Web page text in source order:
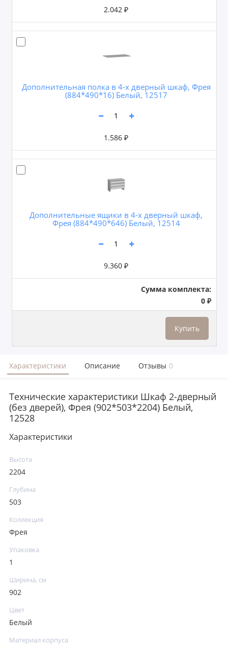
2.042 ₽
Дополнительная полка в 4-х дверный шкаф, Фрея
(884*490*16) Белый, 12517
1.586 ₽
Дополнительные ящики в 4-х дверный шкаф,
Фрея (884*490*646) Белый, 12514
9.360 ₽
Сумма комплекта:
0 ₽
Купить
Характеристики Описание Отзывы 0
Технические характеристики Шкаф 2-дверный
(без дверей), Фрея (902*503*2204) Белый,
12528
Характеристики
Высота
2204
Глубина
503
Коллекция
Фрея
Упаковка
1
Ширина, см
902
Цвет
Белый
Материал корпуса